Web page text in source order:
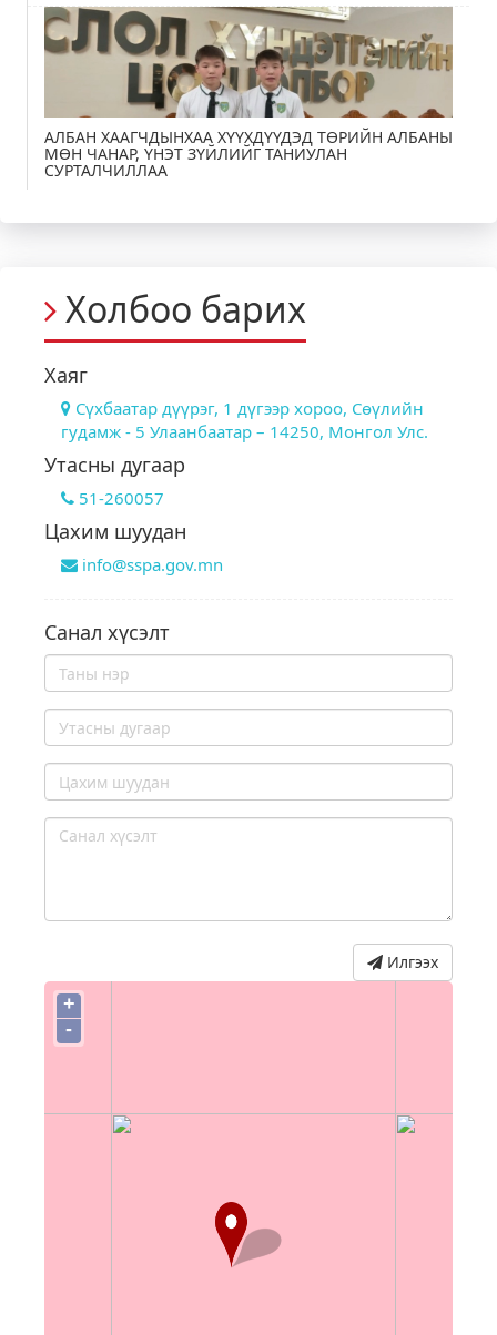
АЛБАН ХААГЧДЫНХАА ХҮҮХДҮҮДЭД ТӨРИЙН АЛБАНЫ
МӨН ЧАНАР, ҮНЭТ ЗҮЙЛИЙГ ТАНИУЛАН
СУРТАЛЧИЛЛАА
Холбоо барих
Хаяг
Сүхбаатар дүүрэг, 1 дүгээр хороо, Сөүлийн
гудамж - 5 Улаанбаатар – 14250, Монгол Улс.
Утасны дугаар
51-260057
Цахим шуудан
info@sspa.gov.mn
Санал хүсэлт
Илгээх
+
-